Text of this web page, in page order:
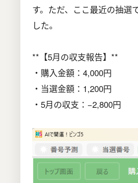
す。ただ、ここ最近の抽選
した。
**【5月の収支報告】**
・購入金額：4,000円
・当選金額：1,200円
・5月の収支：−2,800円